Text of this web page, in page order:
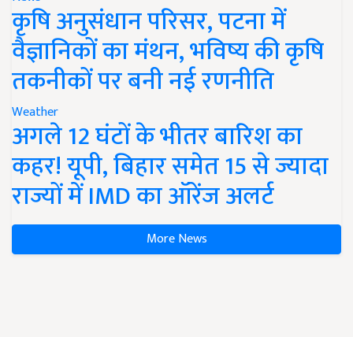
कृषि अनुसंधान परिसर, पटना में
वैज्ञानिकों का मंथन, भविष्य की कृषि
तकनीकों पर बनी नई रणनीति
Weather
अगले 12 घंटों के भीतर बारिश का
कहर! यूपी, बिहार समेत 15 से ज्यादा
राज्यों में IMD का ऑरेंज अलर्ट
More News